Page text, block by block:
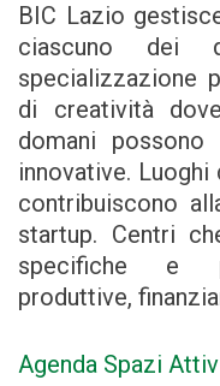
BIC Lazio
ciascuno dei
specializzazione
di creatività
domani
innovative.
contribuiscono
startup. Centri
specifiche e
produttive,
Agenda Spazi